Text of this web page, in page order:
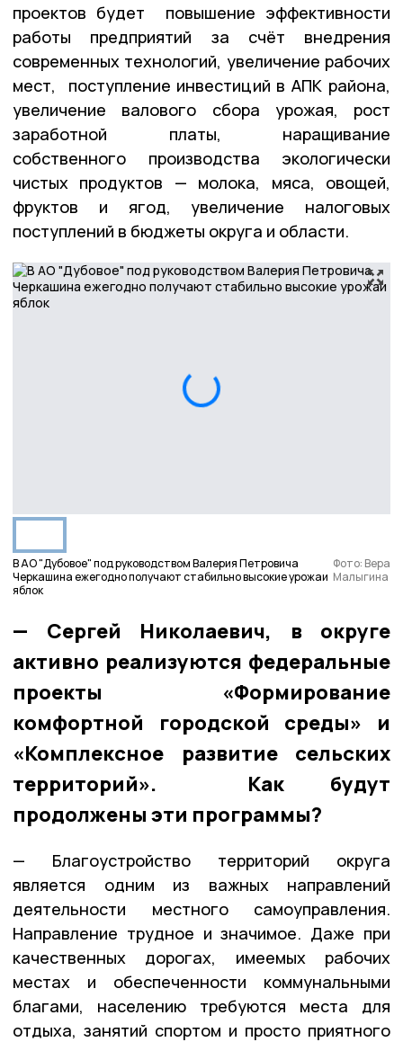
проектов будет повышение эффективности
работы предприятий за счёт внедрения
современных технологий, увеличение рабочих
мест, поступление инвестиций в АПК района,
увеличение валового сбора урожая, рост
заработной платы, наращивание
собственного производства экологически
чистых продуктов — молока, мяса, овощей,
фруктов и ягод, увеличение налоговых
поступлений в бюджеты округа и области.
В АО "Дубовое" под руководством Валерия Петровича
Черкашина ежегодно получают стабильно высокие урожаи
яблок
Фото: Вера
Малыгина
— Сергей Николаевич, в округе
активно реализуются федеральные
проекты «Формирование
комфортной городской среды» и
«Комплексное развитие сельских
территорий». Как будут
продолжены эти программы?
— Благоустройство территорий округа
является одним из важных направлений
деятельности местного самоуправления.
Направление трудное и значимое. Даже при
качественных дорогах, имеемых рабочих
местах и обеспеченности коммунальными
благами, населению требуются места для
отдыха, занятий спортом и просто приятного